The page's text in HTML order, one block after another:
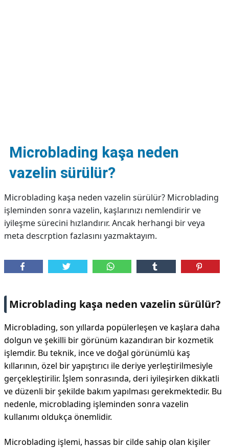
Microblading kaşa neden
vazelin sürülür?
Microblading kaşa neden vazelin sürülür? Microblading
işleminden sonra vazelin, kaşlarınızı nemlendirir ve
iyileşme sürecini hızlandırır. Ancak herhangi bir veya
meta descrption fazlasını yazmaktayım.
Microblading kaşa neden vazelin sürülür?
Microblading, son yıllarda popülerleşen ve kaşlara daha
dolgun ve şekilli bir görünüm kazandıran bir kozmetik
işlemdir. Bu teknik, ince ve doğal görünümlü kaş
kıllarının, özel bir yapıştırıcı ile deriye yerleştirilmesiyle
gerçekleştirilir. İşlem sonrasında, deri iyileşirken dikkatli
ve düzenli bir şekilde bakım yapılması gerekmektedir. Bu
nedenle, microblading işleminden sonra vazelin
kullanımı oldukça önemlidir.
Microblading işlemi, hassas bir cilde sahip olan kişiler